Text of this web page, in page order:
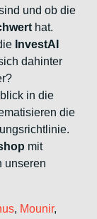
und ob die
hat.
InvestAI
dahinter
in die
die
mit
unseren
, Mounir,